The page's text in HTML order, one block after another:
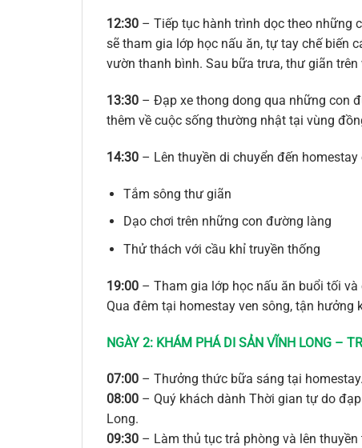
12:30 – Tiếp tục hành trình dọc theo những
sẽ tham gia lớp học nấu ăn, tự tay chế biến
vườn thanh bình. Sau bữa trưa, thư giãn
13:30 – Đạp xe thong dong qua những con
thêm về cuộc sống thường nhật tại vùng
14:30 – Lên thuyền di chuyển đến
Tắm sông thư giãn
Dạo chơi trên những con đường làng
Thử thách với cầu khỉ truyền thống
19:00 – Tham gia lớp học nấu ăn buổi tối
Qua đêm tại homestay ven sông, tận hưởng
NGÀY 2: KHÁM PHÁ DI SẢN VĨNH LONG –
07:00 – Thưởng thức bữa sáng tại homestay.
08:00 – Quý khách dành Thời gian tự do
Long.
09:30 – Làm thủ tục trả phòng và lên thuyền